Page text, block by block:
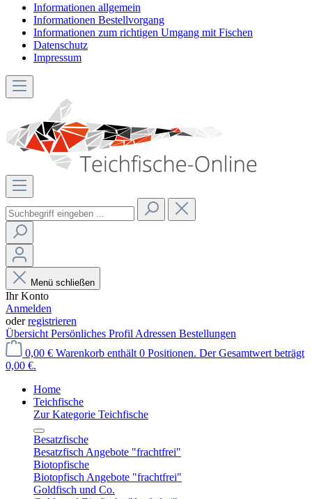
Informationen allgemein
Informationen Bestellvorgang
Informationen zum richtigen Umgang mit Fischen
Datenschutz
Impressum
Menü schließen
Ihr Konto
Anmelden
oderregistrieren
Übersicht Persönliches Profil Adressen Bestellungen
0,00 € Warenkorb enthält 0 Positionen. Der Gesamtwert beträgt
0,00 €.
Home
Teichfische
Zur Kategorie Teichfische
Besatzfische
Besatzfisch Angebote "frachtfrei"
Biotopfische
Biotopfisch Angebote "frachtfrei"
Goldfisch und Co.